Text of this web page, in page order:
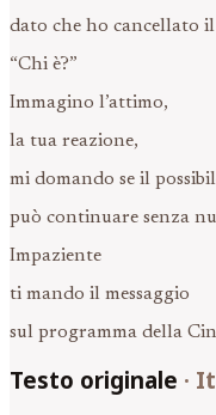
dato che ho cancellato
“Chi è?”
Immagino l’attimo,
la tua reazione,
mi domando se il
può continuare senza
Impaziente
ti mando il messaggio
sul programma della
Testo originale ·